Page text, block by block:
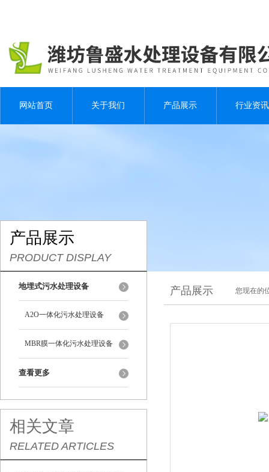
网站首页 关于我们 产品展示 行业资讯
产品展示
PRODUCT DISPLAY
地埋式污水处理设备
A2O一体化污水处理设备
MBR膜一体化污水处理设备
查看更多
相关文章
RELATED ARTICLES
产品展示 您现在的